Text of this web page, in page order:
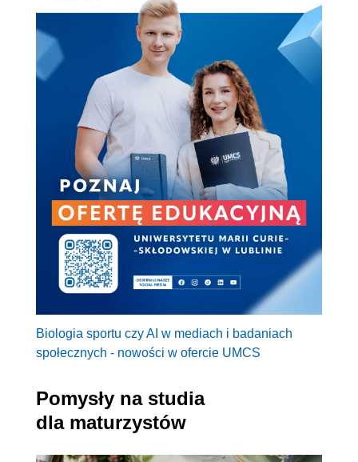
Biologia sportu czy AI w mediach i badaniach
społecznych - nowości w ofercie UMCS
Pomysły na studia
dla maturzystów